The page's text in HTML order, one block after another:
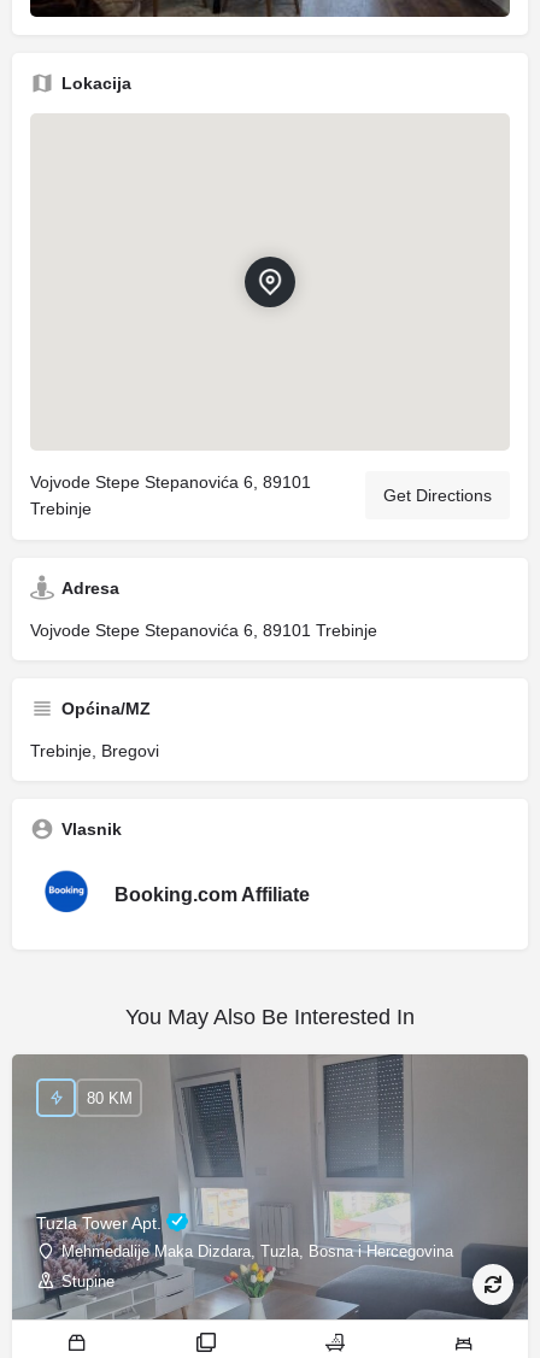
Lokacija
Vojvode Stepe Stepanovića 6, 89101
Trebinje
Get Directions
Adresa
Vojvode Stepe Stepanovića 6, 89101 Trebinje
Općina/MZ
Trebinje, Bregovi
Vlasnik
Booking.com Affiliate
You May Also Be Interested In
Tuzla Tower Apt.
Mehmedalije Maka Dizdara, Tuzla, Bosna i Hercegovina
Stupine
80 KM